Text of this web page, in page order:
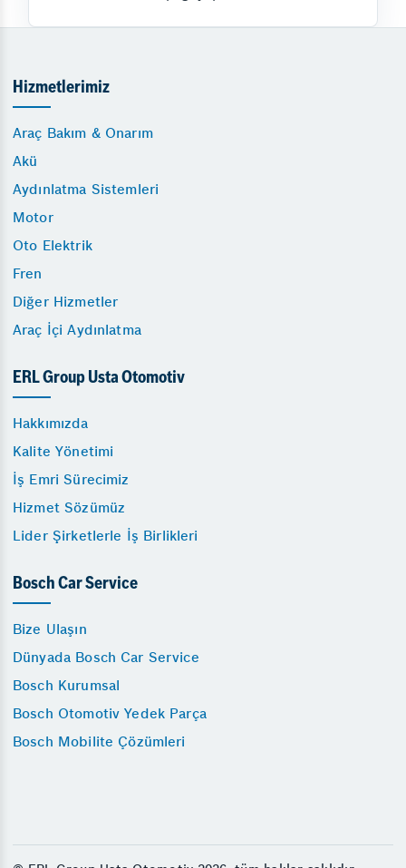
Hizmetlerimiz
Araç Bakım & Onarım
Akü
Aydınlatma Sistemleri
Motor
Oto Elektrik
Fren
Diğer Hizmetler
Araç İçi Aydınlatma
ERL Group Usta Otomotiv
Hakkımızda
Kalite Yönetimi
İş Emri Sürecimiz
Hizmet Sözümüz
Lider Şirketlerle İş Birlikleri
Bosch Car Service
Bize Ulaşın
Dünyada Bosch Car Service
Bosch Kurumsal
Bosch Otomotiv Yedek Parça
Bosch Mobilite Çözümleri